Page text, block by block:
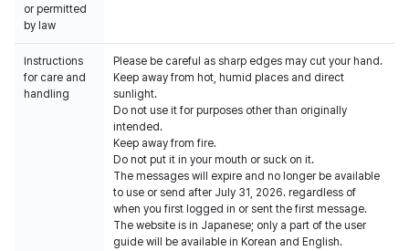
or permitted
by law
Instructions
for care and
handling
Please be careful as sharp edges may cut your hand.
Keep away from hot, humid places and direct
sunlight.
Do not use it for purposes other than originally
intended.
Keep away from fire.
Do not put it in your mouth or suck on it.
The messages will expire and no longer be available
to use or send after July 31, 2026. regardless of
when you first logged in or sent the first message.
The website is in Japanese; only a part of the user
guide will be available in Korean and English.